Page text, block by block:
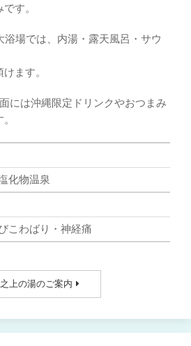
す。
浴場では、内湯・露天風呂・サウ
ます。
には沖縄限定ドリンクやおつまみ
化物温泉
こわばり・神経痛
上の湯のご案内